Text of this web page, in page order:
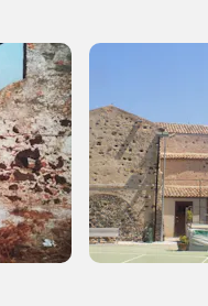
quelle inerenti i luoghi